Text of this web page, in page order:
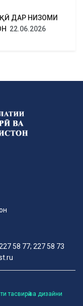
ДАР НИЗОМИ
22.06.2026
58 77; 227 58 73
тасвирӣ ва дизайни